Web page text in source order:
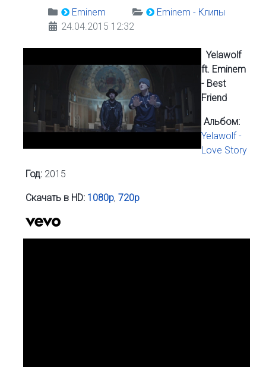
Eminem
Eminem - Клипы
24.04.2015 12:32
Yelawolf
ft. Eminem
- Best
Friend
Альбом:
Yelawolf -
Love Story
Год: 2015
Скачать в HD: 1080p, 720p